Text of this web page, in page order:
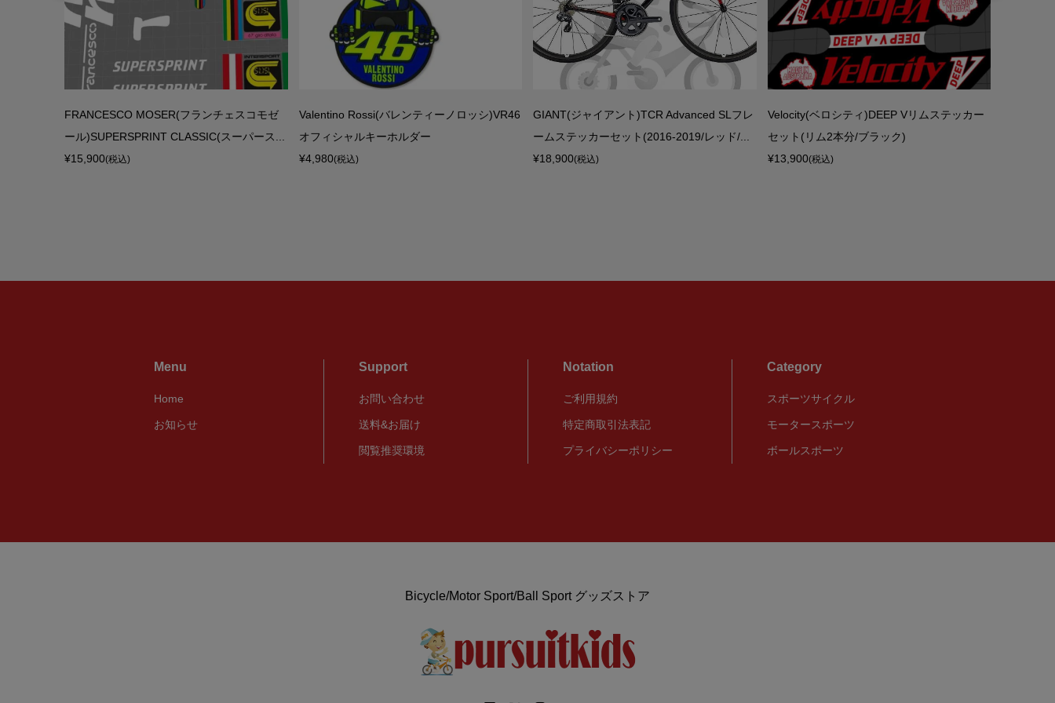
FRANCESCO MOSER(フランチェスコモゼ
ール)SUPERSPRINT CLASSIC(スーパース...
¥15,900(税込)
Valentino Rossi(バレンティーノロッシ)VR46
オフィシャルキーホルダー
¥4,980(税込)
GIANT(ジャイアント)TCR Advanced SLフレ
ームステッカーセット(2016-2019/レッド/...
¥18,900(税込)
Velocity(ベロシティ)DEEP Vリムステッカー
セット(リム2本分/ブラック)
¥13,900(税込)
Menu
Home
お知らせ
Support
お問い合わせ
送料&お届け
閲覧推奨環境
Notation
ご利用規約
特定商取引法表記
プライバシーポリシー
Category
スポーツサイクル
モータースポーツ
ボールスポーツ
Bicycle/Motor Sport/Ball Sport グッズストア